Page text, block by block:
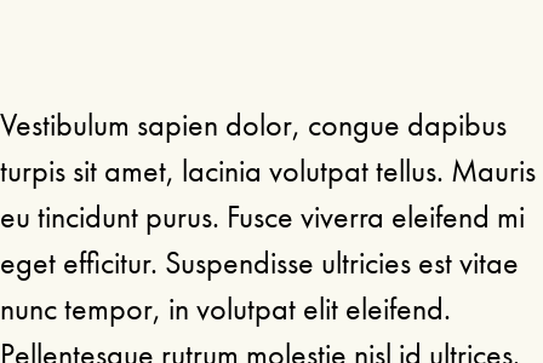
Vestibulum sapien dolor, congue dapibus
turpis sit amet, lacinia volutpat tellus. Mauris
eu tincidunt purus. Fusce viverra eleifend mi
eget efficitur. Suspendisse ultricies est vitae
nunc tempor, in volutpat elit eleifend.
Pellentesque rutrum molestie nisl id ultrices.